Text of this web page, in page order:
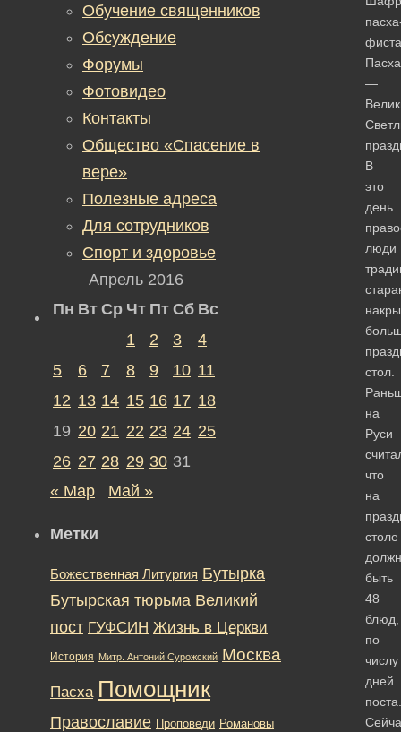
Пасха
—
В
это
день
люди
стол.
на
Руси
что
на
столе
быть
48
блюд,
по
числу
дней
поста.
Обучение священников
Обсуждение
Форумы
Фотовидео
Контакты
Общество «Спасение в
вере»
Полезные адреса
Для сотрудников
Спорт и здоровье
Апрель 2016
Пн Вт Ср Чт Пт Сб Вс
1
2 3
4
5
6 7 8 9 10 11
12 13 14 15 16 17 18
19 20 21 22 23 24 25
26 27 28 29 30 31
« Мар
Май »
Метки
Божественная Литургия Бутырка
Бутырская тюрьма Великий
пост ГУФСИН Жизнь в Церкви
История Митр. Антоний Сурожский Москва
Пасха Помощник
Православие Проповеди Романовы